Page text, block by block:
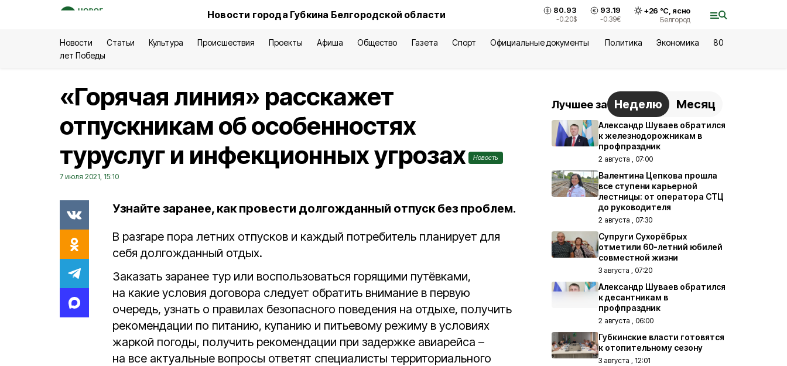
Новости города Губкина Белгородской области 80.93
-0.20$
93.19
-0.39€
+26 °С, ясно
Белгород
Новости Статьи Культура Происшествия Проекты Афиша Общество Газета Спорт Официальные документы Политика Экономика
80
лет Победы
«Горячая линия» расскажет
отпускникам об особенностях
туруслуг и инфекционных угрозах
Новость
7 июля 2021, 15:10
Узнайте заранее, как провести долгожданный отпуск без проблем.
В разгаре пора летних отпусков и каждый потребитель планирует для
себя долгожданный отдых.
Заказать заранее тур или воспользоваться горящими путёвками,
на какие условия договора следует обратить внимание в первую
очередь, узнать о правилах безопасного поведения на отдыхе, получить
рекомендации по питанию, купанию и питьевому режиму в условиях
жаркой погоды, получить рекомендации при задержке авиарейса –
на все актуальные вопросы ответят специалисты территориального
Лучшее за Неделю Месяц
Александр Шуваев обратился
к железнодорожникам в
профпраздник
2 августа , 07:00
Валентина Цепкова прошла
все ступени карьерной
лестницы: от оператора СТЦ
до руководителя
2 августа , 07:30
Супруги Сухорёбрых
отметили 60-летний юбилей
совместной жизни
3 августа , 07:20
Александр Шуваев обратился
к десантникам в
профпраздник
2 августа , 06:00
Губкинские власти готовятся
к отопительному сезону
3 августа , 12:01